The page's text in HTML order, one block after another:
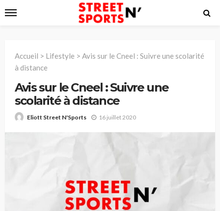
Accueil > Lifestyle > Avis sur le Cneel : Suivre une scolarité
à distance
Avis sur le Cneel : Suivre une
scolarité à distance
Eliott Street N'Sports 16 juillet 2020